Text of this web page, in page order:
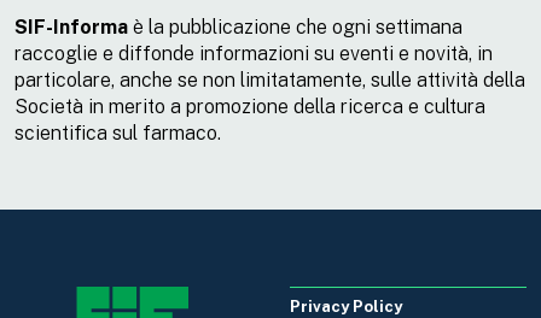
SIF-Informa è la pubblicazione che ogni settimana
raccoglie e diffonde informazioni su eventi e novità, in
particolare, anche se non limitatamente, sulle attività della
Società in merito a promozione della ricerca e cultura
scientifica sul farmaco.
Privacy Policy